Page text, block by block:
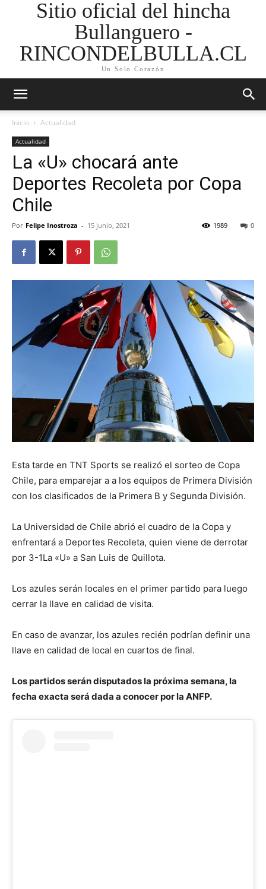
Sitio oficial del hincha
Bullanguero -
RINCONDELBULLA.CL
Un Solo Corazón
Inicio Actualidad
Actualidad
La «U» chocará ante
Deportes Recoleta por Copa
Chile
Por Felipe Inostroza - 15 junio, 2021 0
1989
Esta tarde en TNT Sports se realizó el sorteo de Copa
Chile, para emparejar a a los equipos de Primera División
con los clasificados de la Primera B y Segunda División.
La Universidad de Chile abrió el cuadro de la Copa y
enfrentará a Deportes Recoleta, quien viene de derrotar
por 3-1La «U» a San Luis de Quillota.
Los azules serán locales en el primer partido para luego
cerrar la llave en calidad de visita.
En caso de avanzar, los azules recién podrían definir una
llave en calidad de local en cuartos de final.
Los partidos serán disputados la próxima semana, la
fecha exacta será dada a conocer por la ANFP.